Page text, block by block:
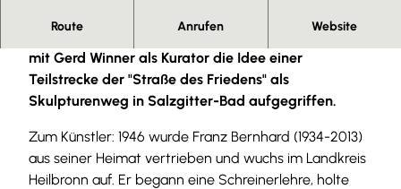
Route Anrufen Website
Der Verkehrsverein Salzgitter e.V. hat gemeinsam
mit Gerd Winner als Kurator die Idee einer
Teilstrecke der "Straße des Friedens" als
Skulpturenweg in Salzgitter-Bad aufgegriffen.
Zum Künstler: 1946 wurde Franz Bernhard (1934-2013)
aus seiner Heimat vertrieben und wuchs im Landkreis
Heilbronn auf. Er begann eine Schreinerlehre, holte